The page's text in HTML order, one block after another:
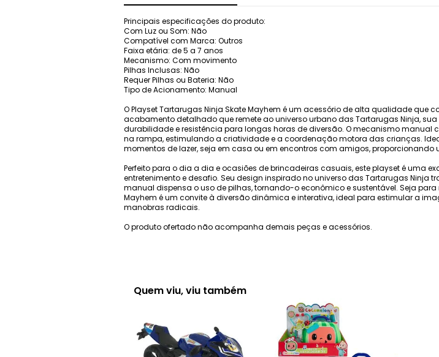
Principais especificações do produto:
Com Luz ou Som: Não
Compatível com Marca: Outros
Faixa etária: de 5 a 7 anos
Mecanismo: Com movimento
Pilhas Inclusas: Não
Requer Pilhas ou Bateria: Não
Tipo de Acionamento: Manual
O Playset Tartarugas Ninja Skate Mayhem é um acessório de alta qualidade que
acabamento detalhado que remete ao universo urbano das Tartarugas Ninja,
durabilidade e resistência para longas horas de diversão. O mecanismo
na rampa, estimulando a criatividade e a coordenação motora das crianças.
momentos de lazer, seja em casa ou em encontros com amigos, proporcionando
Perfeito para o dia a dia e ocasiões de brincadeiras casuais, este playset é uma
entretenimento e desafio. Seu design inspirado no universo das Tartarugas
manual dispensa o uso de pilhas, tornando-o econômico e sustentável. Seja
Mayhem é um convite à diversão dinâmica e interativa, ideal para estimular a
manobras radicais.
O produto ofertado não acompanha demais peças e acessórios.
Quem viu, viu também